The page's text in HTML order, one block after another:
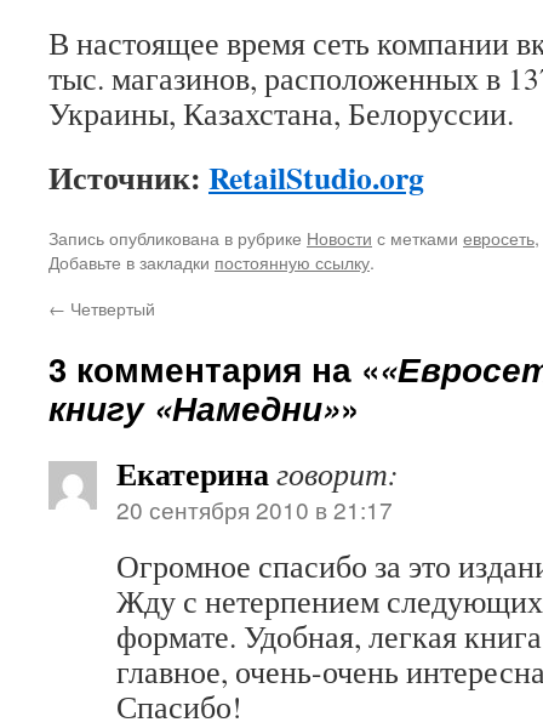
В настоящее время сеть компании
тыс. магазинов, расположенных в
Украины, Казахстана, Белоруссии.
Источник: RetailStudio.org
Запись опубликована в рубрике Новости с метками евросеть,
Добавьте в закладки постоянную ссылку.
← Четвертый
3 комментария на «
книгу «Намедни»»
Екатеринаговорит:
20 сентября 2010 в 21:17
Огромное спасибо за это
Жду с нетерпением
формате. Удобная, легкая
главное, очень-очень
Спасибо!